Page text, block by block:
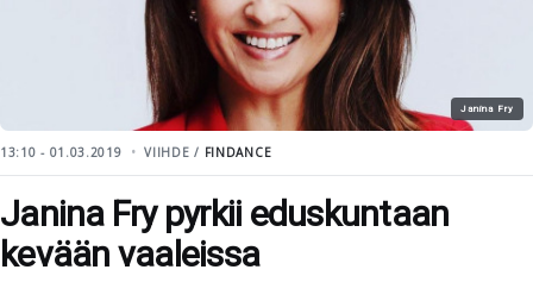
Janina Fry
13:10 - 01.03.2019 VIIHDE / FINDANCE
Janina Fry pyrkii eduskuntaan
kevään vaaleissa